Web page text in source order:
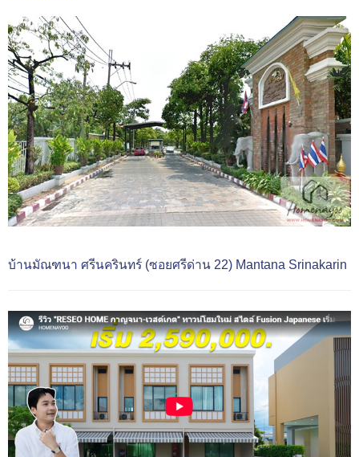
บ้านมัณฑนา ศรีนครินทร์ (ซอยศรีด่าน 22) Mantana Srinakarin